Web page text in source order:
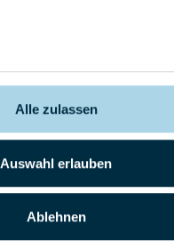
Alle zulassen
Auswahl erlauben
Ablehnen
173980
Binzer